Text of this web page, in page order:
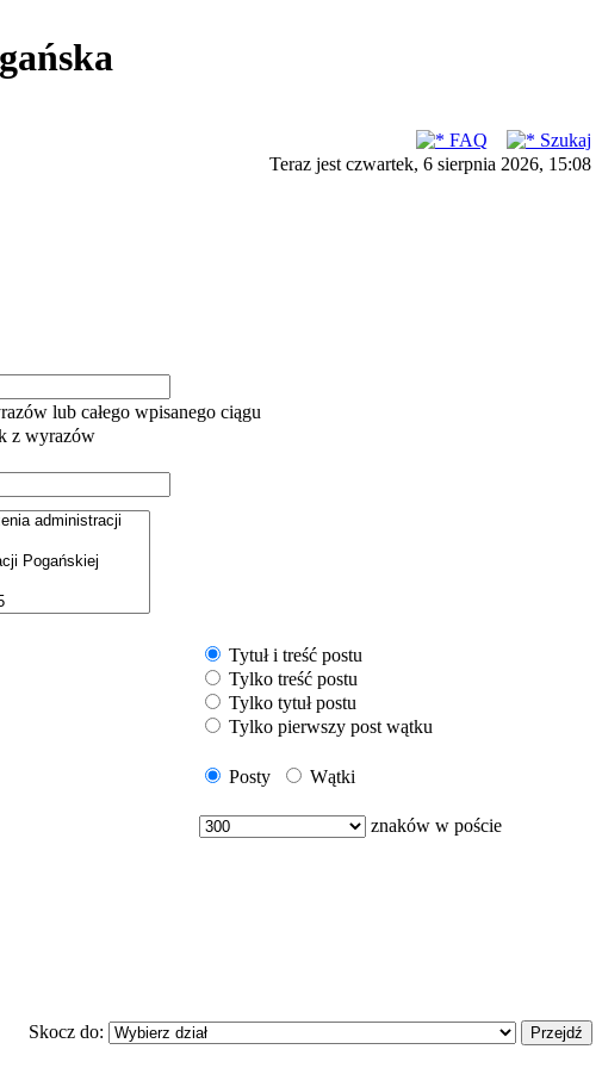
FAQ
Szukaj
Teraz jest czwartek, 6 sierpnia 2026, 15:08
lub całego wpisanego ciągu
z wyrazów
Tytuł i treść postu
Tylko treść postu
Tylko tytuł postu
Tylko pierwszy post wątku
Posty Wątki
znaków w poście
Skocz do: